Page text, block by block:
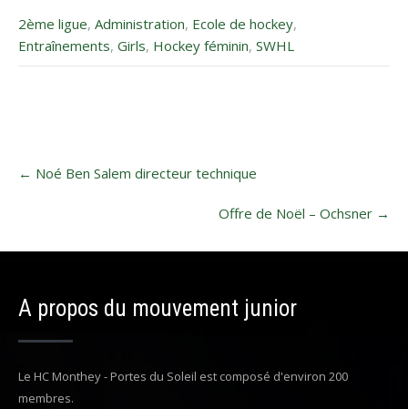
2ème ligue, Administration, Ecole de hockey,
Entraînements, Girls, Hockey féminin, SWHL
navigation
← Noé Ben Salem directeur technique
Offre de Noël – Ochsner →
A propos du mouvement junior
Le HC Monthey - Portes du Soleil est composé d'environ 200
membres.